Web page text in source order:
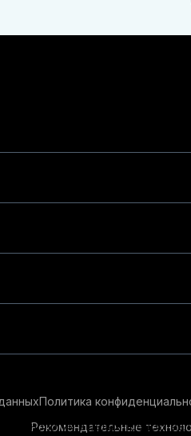
Политика
Рекомендательные
в целях